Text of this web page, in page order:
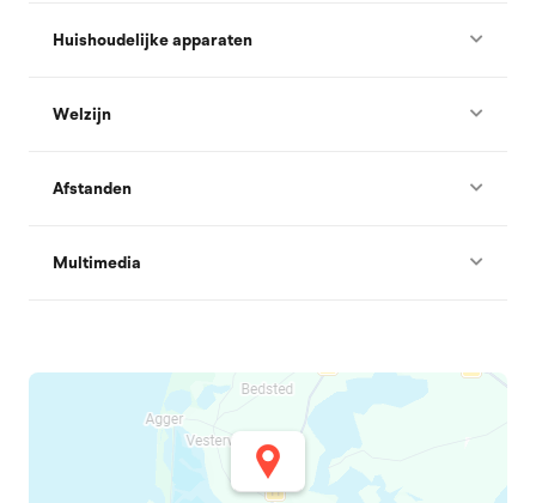
Huishoudelijke apparaten
Welzijn
Afstanden
Multimedia